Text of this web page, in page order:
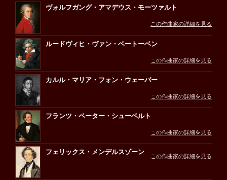
ヴォルフガング・アマデウス・モーツァルト
この作曲家の詳細を見る
ルードヴィヒ・ヴァン・ベートーベン
この作曲家の詳細を見る
カルル・マリア・フォン・ウェーバー
この作曲家の詳細を見る
フランツ・ペーター・シューベルト
この作曲家の詳細を見る
フェリックス・メンデルスゾーン
この作曲家の詳細を見る